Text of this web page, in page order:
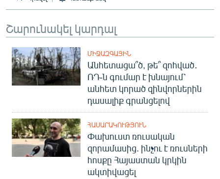
«Ազատության» բոլոր կայքերը
Շարունակել կարդալ
ՄԻՋԱԶԳԱՅԻՆ
Անհետացա՞ծ, թե՞ զոհված․
ՌԴ-ն գումար է խնայում՝
անհետ կորած զինվորներին
դասալիք գրանցելով
ՀԱՍԱՐԱԿՈՒԹՅՈՒՆ
Փախուստ ռուսական
զորամասից. ինչու է ռուսների
հոսքը Հայաստան կրկին
ակտիվացել